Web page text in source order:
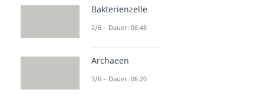
Bakterienzelle
2/6 – Dauer: 06:48
Archaeen
3/6 – Dauer: 06:20